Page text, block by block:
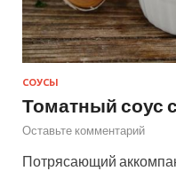
СОУСЫ
Томатный соус
Оставьте комментарий
Потрясающий